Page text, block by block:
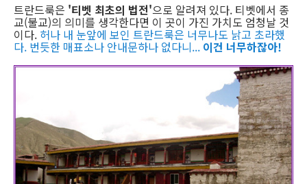
트란드룩은 '티벳 최초의 법전'으로 알려져 있다. 티벳에서 종
교(불교)의 의미를 생각한다면 이 곳이 가진 가치도 엄청날 것
이다. 허나 내 눈앞에 보인 트란드룩은 너무나도 낡고 초라했
다. 번듯한 매표소나 안내문하나 없다니... 이건 너무하잖아!